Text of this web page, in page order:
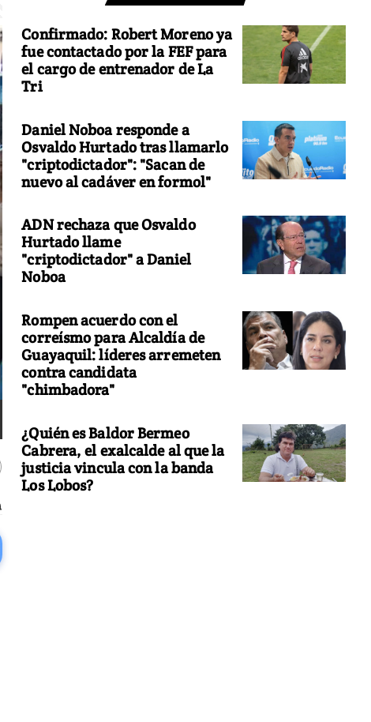
Confirmado: Robert Moreno ya
fue contactado por la FEF para
el cargo de entrenador de La
Tri
Daniel Noboa responde a
Osvaldo Hurtado tras llamarlo
"criptodictador": "Sacan de
nuevo al cadáver en formol"
ADN rechaza que Osvaldo
Hurtado llame
"criptodictador" a Daniel
Noboa
Rompen acuerdo con el
correísmo para Alcaldía de
Guayaquil: líderes arremeten
contra candidata
"chimbadora"
¿Quién es Baldor Bermeo
Cabrera, el exalcalde al que la
justicia vincula con la banda
Los Lobos?